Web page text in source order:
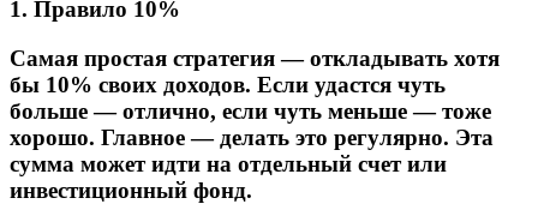
1. Правило 10%
Самая простая стратегия — откладывать хотя
бы 10% своих доходов. Если удастся чуть
больше — отлично, если чуть меньше — тоже
хорошо. Главное — делать это регулярно. Эта
сумма может идти на отдельный счет или
инвестиционный фонд.